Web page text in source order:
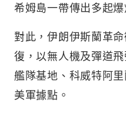
希姆島一帶傳出多起爆
對此，伊朗伊斯蘭革
復，以無人機及彈道
艦隊基地、科威特阿
美軍據點。